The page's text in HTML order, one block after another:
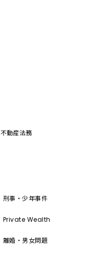
不動産法務
刑事・少年事件
Private Wealth
離婚・男女問題